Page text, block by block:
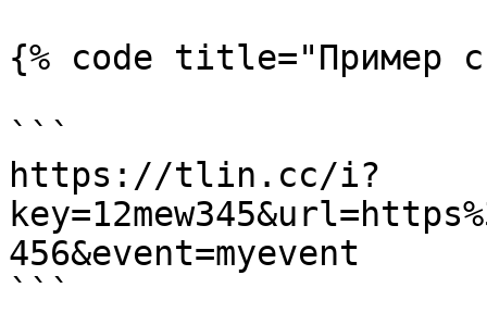
{% code title="Пример
```
https://tlin.cc/i?
456&event=myevent
```